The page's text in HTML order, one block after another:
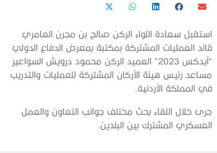
استقبل سعادة اللواء الركن صالح بن مجرن العامري
قائد العمليات المشتركة بمكتبة بمعرض الدفاع الدولي
“آيدكس 2023” العميد الركن محمود درويش السواعير
مساعد رئيس هيئة الأركان المشتركة للعمليات والتدريب
في المملكة الأردنية.
جرى خلال اللقاء بحث مختلف جوانب التعاون والعمل
العسكري المشترك بين البلدين.